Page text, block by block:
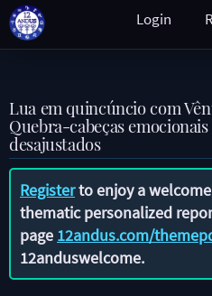
Login
Lua em quincúncio com
Quebra-cabeças
desajustados
Registerto enjoy a
thematic personalized
page 12andus.com/
12anduswelcome.